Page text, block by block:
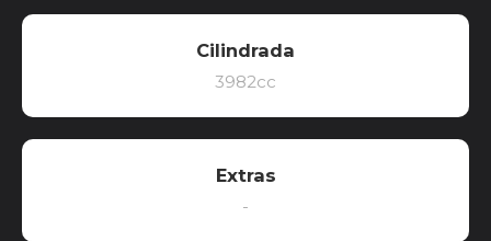
Cilindrada
3982cc
Extras
-